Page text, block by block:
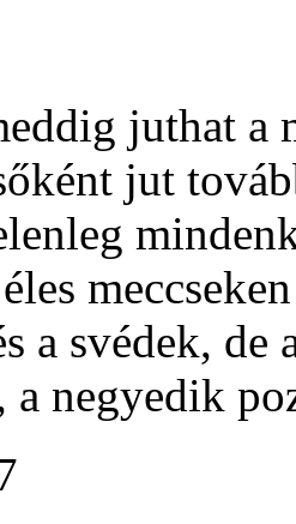
juthat a
jut
a svédek,
a negyedik